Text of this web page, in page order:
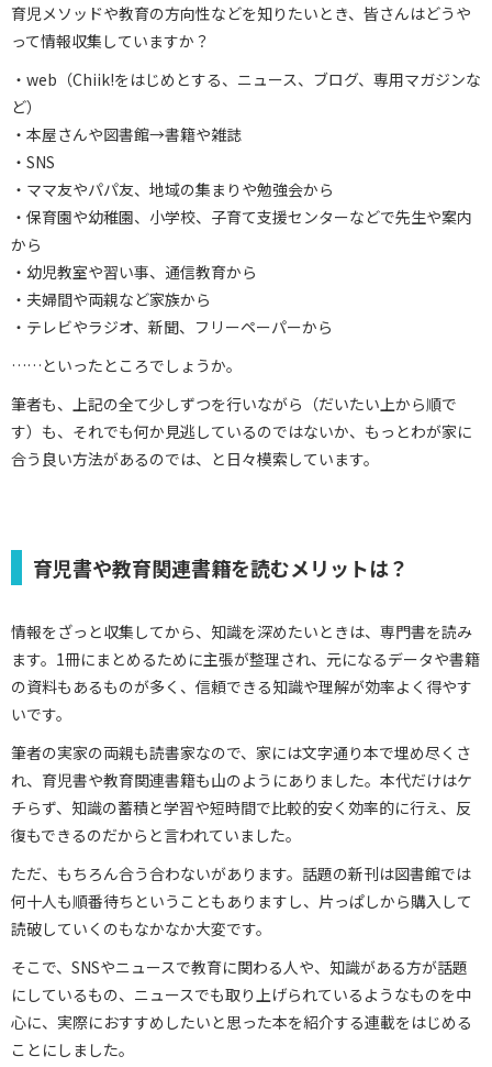
育児メソッドや教育の方向性などを知りたいとき、皆さんはどうや
って情報収集していますか？
・web（Chiik!をはじめとする、ニュース、ブログ、専用マガジンな
ど）
・本屋さんや図書館→書籍や雑誌
・SNS
・ママ友やパパ友、地域の集まりや勉強会から
・保育園や幼稚園、小学校、子育て支援センターなどで先生や案内
から
・幼児教室や習い事、通信教育から
・夫婦間や両親など家族から
・テレビやラジオ、新聞、フリーペーパーから
……といったところでしょうか。
筆者も、上記の全て少しずつを行いながら（だいたい上から順で
す）も、それでも何か見逃しているのではないか、もっとわが家に
合う良い方法があるのでは、と日々模索しています。
育児書や教育関連書籍を読むメリットは？
情報をざっと収集してから、知識を深めたいときは、専門書を読み
ます。1冊にまとめるために主張が整理され、元になるデータや書籍
の資料もあるものが多く、信頼できる知識や理解が効率よく得やす
いです。
筆者の実家の両親も読書家なので、家には文字通り本で埋め尽くさ
れ、育児書や教育関連書籍も山のようにありました。本代だけはケ
チらず、知識の蓄積と学習や短時間で比較的安く効率的に行え、反
復もできるのだからと言われていました。
ただ、もちろん合う合わないがあります。話題の新刊は図書館では
何十人も順番待ちということもありますし、片っぱしから購入して
読破していくのもなかなか大変です。
そこで、SNSやニュースで教育に関わる人や、知識がある方が話題
にしているもの、ニュースでも取り上げられているようなものを中
心に、実際におすすめしたいと思った本を紹介する連載をはじめる
ことにしました。